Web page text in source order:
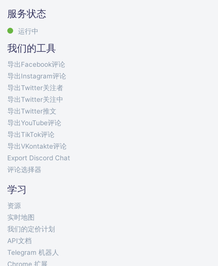
服务状态
运行中
我们的工具
导出Facebook评论
导出Instagram评论
导出Twitter关注者
导出Twitter关注中
导出Twitter推文
导出YouTube评论
导出TikTok评论
导出VKontakte评论
Export Discord Chat
评论选择器
学习
资源
实时地图
我们的定价计划
API文档
Telegram 机器人
Chrome 扩展